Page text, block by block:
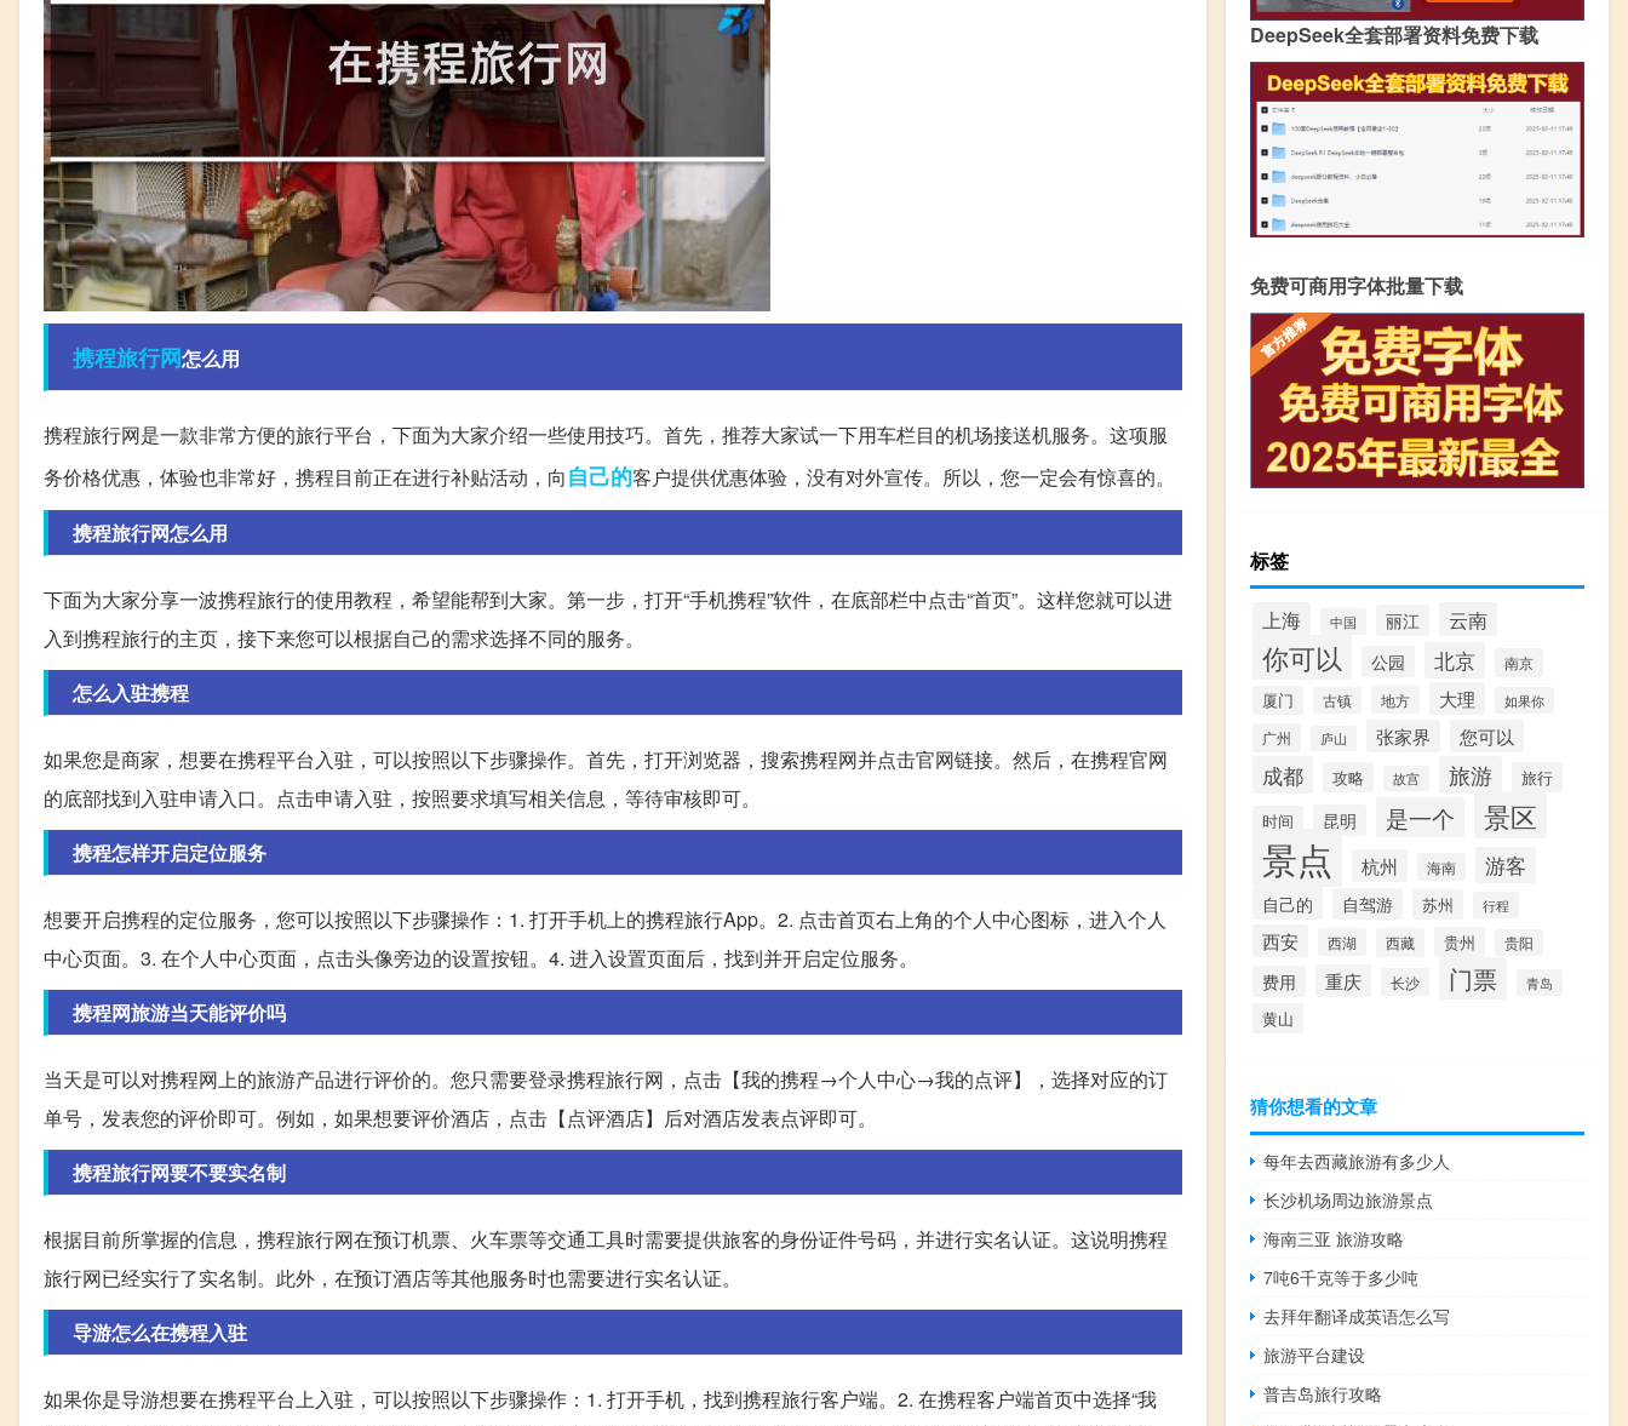
携程旅行网怎么用
携程旅行网是一款非常方便的旅行平台，下面为大家介绍一些使用技巧。首先，推荐大家试一下用车栏目的机场接送机服务。这项服
务价格优惠，体验也非常好，携程目前正在进行补贴活动，向自己的客户提供优惠体验，没有对外宣传。所以，您一定会有惊喜的。
携程旅行网怎么用
下面为大家分享一波携程旅行的使用教程，希望能帮到大家。第一步，打开“手机携程”软件，在底部栏中点击“首页”。这样您就可以进
入到携程旅行的主页，接下来您可以根据自己的需求选择不同的服务。
怎么入驻携程
如果您是商家，想要在携程平台入驻，可以按照以下步骤操作。首先，打开浏览器，搜索携程网并点击官网链接。然后，在携程官网
的底部找到入驻申请入口。点击申请入驻，按照要求填写相关信息，等待审核即可。
携程怎样开启定位服务
想要开启携程的定位服务，您可以按照以下步骤操作：1. 打开手机上的携程旅行App。2. 点击首页右上角的个人中心图标，进入个人
中心页面。3. 在个人中心页面，点击头像旁边的设置按钮。4. 进入设置页面后，找到并开启定位服务。
携程网旅游当天能评价吗
当天是可以对携程网上的旅游产品进行评价的。您只需要登录携程旅行网，点击【我的携程→个人中心→我的点评】，选择对应的订
单号，发表您的评价即可。例如，如果想要评价酒店，点击【点评酒店】后对酒店发表点评即可。
携程旅行网要不要实名制
根据目前所掌握的信息，携程旅行网在预订机票、火车票等交通工具时需要提供旅客的身份证件号码，并进行实名认证。这说明携程
旅行网已经实行了实名制。此外，在预订酒店等其他服务时也需要进行实名认证。
导游怎么在携程入驻
如果你是导游想要在携程平台上入驻，可以按照以下步骤操作：1. 打开手机，找到携程旅行客户端。2. 在携程客户端首页中选择“我
DeepSeek全套部署资料免费下载
免费可商用字体批量下载
标签
上海 中国 丽江 云南
你可以 公园 北京
南京
厦门
古镇 地方 大理 如果你
广州 庐山 张家界 您可以
成都 攻略 故宫 旅游
旅行
时间
昆明 是一个 景区
景点 杭州 海南 游客
自己的 自驾游 苏州 行程
西安 西湖 西藏 贵州 贵阳
费用 重庆 长沙 门票 青岛
黄山
猜你想看的文章
每年去西藏旅游有多少人
长沙机场周边旅游景点
海南三亚 旅游攻略
7吨6千克等于多少吨
去拜年翻译成英语怎么写
旅游平台建设
普吉岛旅行攻略